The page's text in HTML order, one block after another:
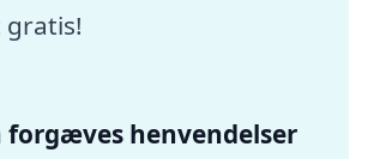
gratis!
forgæves henvendelser